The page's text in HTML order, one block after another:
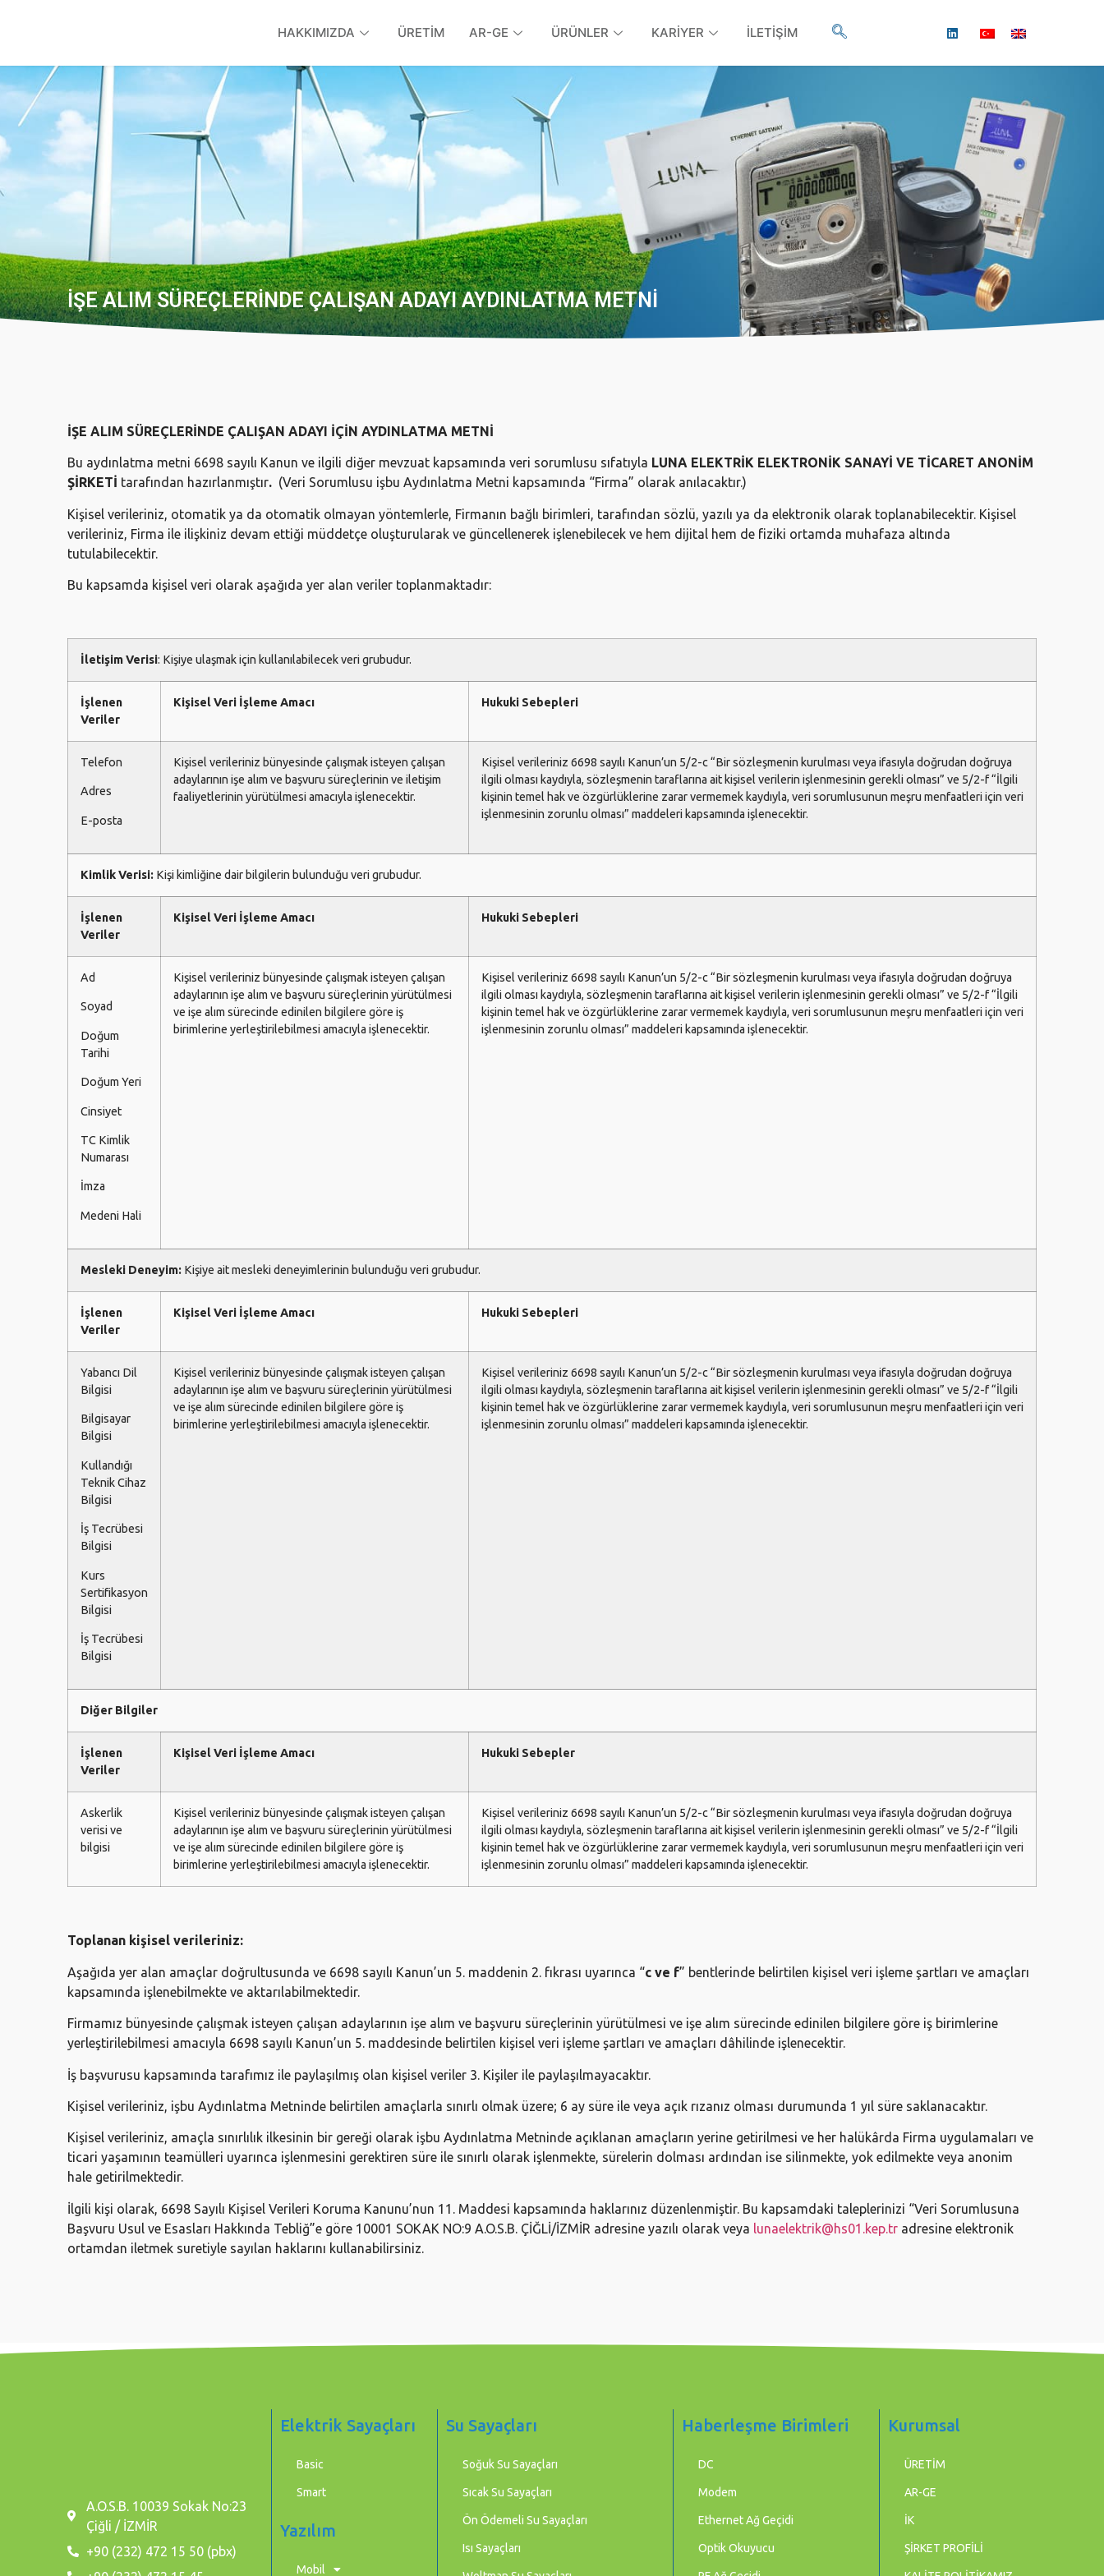
HAKKIMIZDA ÜRETİM AR-GE ÜRÜNLER KARİYER İLETİŞİM
İŞE ALIM SÜREÇLERINDE ÇALIŞAN ADAYI AYDINLATMA METNI
İŞE ALIM SÜREÇLERİNDE ÇALIŞAN ADAYI İÇİN AYDINLATMA METNİ
Bu aydınlatma metni 6698 sayılı Kanun ve ilgili diğer mevzuat kapsamında veri sorumlusu sıfatıyla LUNA ELEKTRİK ELEKTRONİK SANAYİ VE TİCARET ANONİM
ŞİRKETİ tarafından hazırlanmıştır. (Veri Sorumlusu işbu Aydınlatma Metni kapsamında “Firma” olarak anılacaktır.)
Kişisel verileriniz, otomatik ya da otomatik olmayan yöntemlerle, Firmanın bağlı birimleri, tarafından sözlü, yazılı ya da elektronik olarak toplanabilecektir. Kişisel
verileriniz, Firma ile ilişkiniz devam ettiği müddetçe oluşturularak ve güncellenerek işlenebilecek ve hem dijital hem de fiziki ortamda muhafaza altında
tutulabilecektir.
Bu kapsamda kişisel veri olarak aşağıda yer alan veriler toplanmaktadır:
İletişim Verisi: Kişiye ulaşmak için kullanılabilecek veri grubudur.
İşlenen
Veriler
Kişisel Veri İşleme Amacı Hukuki Sebepleri
Telefon
Adres
E-posta
Kişisel verileriniz bünyesinde çalışmak isteyen çalışan
adaylarının işe alım ve başvuru süreçlerinin ve iletişim
faaliyetlerinin yürütülmesi amacıyla işlenecektir.
Kişisel verileriniz 6698 sayılı Kanun’un 5/2-c “Bir sözleşmenin kurulması veya ifasıyla doğrudan doğruya
ilgili olması kaydıyla, sözleşmenin taraflarına ait kişisel verilerin işlenmesinin gerekli olması” ve 5/2-f “İlgili
kişinin temel hak ve özgürlüklerine zarar vermemek kaydıyla, veri sorumlusunun meşru menfaatleri için veri
işlenmesinin zorunlu olması” maddeleri kapsamında işlenecektir.
Kimlik Verisi: Kişi kimliğine dair bilgilerin bulunduğu veri grubudur.
İşlenen
Veriler
Kişisel Veri İşleme Amacı Hukuki Sebepleri
Ad
Soyad
Doğum
Tarihi
Doğum Yeri
Cinsiyet
TC Kimlik
Numarası
İmza
Medeni Hali
Kişisel verileriniz bünyesinde çalışmak isteyen çalışan
adaylarının işe alım ve başvuru süreçlerinin yürütülmesi
ve işe alım sürecinde edinilen bilgilere göre iş
birimlerine yerleştirilebilmesi amacıyla işlenecektir.
Kişisel verileriniz 6698 sayılı Kanun’un 5/2-c “Bir sözleşmenin kurulması veya ifasıyla doğrudan doğruya
ilgili olması kaydıyla, sözleşmenin taraflarına ait kişisel verilerin işlenmesinin gerekli olması” ve 5/2-f “İlgili
kişinin temel hak ve özgürlüklerine zarar vermemek kaydıyla, veri sorumlusunun meşru menfaatleri için veri
işlenmesinin zorunlu olması” maddeleri kapsamında işlenecektir.
Mesleki Deneyim: Kişiye ait mesleki deneyimlerinin bulunduğu veri grubudur.
İşlenen
Veriler
Kişisel Veri İşleme Amacı Hukuki Sebepleri
Yabancı Dil
Bilgisi
Bilgisayar
Bilgisi
Kullandığı
Teknik Cihaz
Bilgisi
İş Tecrübesi
Bilgisi
Kurs
Sertifikasyon
Bilgisi
İş Tecrübesi
Bilgisi
Kişisel verileriniz bünyesinde çalışmak isteyen çalışan
adaylarının işe alım ve başvuru süreçlerinin yürütülmesi
ve işe alım sürecinde edinilen bilgilere göre iş
birimlerine yerleştirilebilmesi amacıyla işlenecektir.
Kişisel verileriniz 6698 sayılı Kanun’un 5/2-c “Bir sözleşmenin kurulması veya ifasıyla doğrudan doğruya
ilgili olması kaydıyla, sözleşmenin taraflarına ait kişisel verilerin işlenmesinin gerekli olması” ve 5/2-f “İlgili
kişinin temel hak ve özgürlüklerine zarar vermemek kaydıyla, veri sorumlusunun meşru menfaatleri için veri
işlenmesinin zorunlu olması” maddeleri kapsamında işlenecektir.
Diğer Bilgiler
İşlenen
Veriler
Kişisel Veri İşleme Amacı Hukuki Sebepler
Askerlik
verisi ve
bilgisi
Kişisel verileriniz bünyesinde çalışmak isteyen çalışan
adaylarının işe alım ve başvuru süreçlerinin yürütülmesi
ve işe alım sürecinde edinilen bilgilere göre iş
birimlerine yerleştirilebilmesi amacıyla işlenecektir.
Kişisel verileriniz 6698 sayılı Kanun’un 5/2-c “Bir sözleşmenin kurulması veya ifasıyla doğrudan doğruya
ilgili olması kaydıyla, sözleşmenin taraflarına ait kişisel verilerin işlenmesinin gerekli olması” ve 5/2-f “İlgili
kişinin temel hak ve özgürlüklerine zarar vermemek kaydıyla, veri sorumlusunun meşru menfaatleri için veri
işlenmesinin zorunlu olması” maddeleri kapsamında işlenecektir.
Toplanan kişisel verileriniz:
Aşağıda yer alan amaçlar doğrultusunda ve 6698 sayılı Kanun’un 5. maddenin 2. fıkrası uyarınca “c ve f” bentlerinde belirtilen kişisel veri işleme şartları ve amaçları
kapsamında işlenebilmekte ve aktarılabilmektedir.
Firmamız bünyesinde çalışmak isteyen çalışan adaylarının işe alım ve başvuru süreçlerinin yürütülmesi ve işe alım sürecinde edinilen bilgilere göre iş birimlerine
yerleştirilebilmesi amacıyla 6698 sayılı Kanun’un 5. maddesinde belirtilen kişisel veri işleme şartları ve amaçları dâhilinde işlenecektir.
İş başvurusu kapsamında tarafımız ile paylaşılmış olan kişisel veriler 3. Kişiler ile paylaşılmayacaktır.
Kişisel verileriniz, işbu Aydınlatma Metninde belirtilen amaçlarla sınırlı olmak üzere; 6 ay süre ile veya açık rızanız olması durumunda 1 yıl süre saklanacaktır.
Kişisel verileriniz, amaçla sınırlılık ilkesinin bir gereği olarak işbu Aydınlatma Metninde açıklanan amaçların yerine getirilmesi ve her halükârda Firma uygulamaları ve
ticari yaşamının teamülleri uyarınca işlenmesini gerektiren süre ile sınırlı olarak işlenmekte, sürelerin dolması ardından ise silinmekte, yok edilmekte veya anonim
hale getirilmektedir.
İlgili kişi olarak, 6698 Sayılı Kişisel Verileri Koruma Kanunu’nun 11. Maddesi kapsamında haklarınız düzenlenmiştir. Bu kapsamdaki taleplerinizi “Veri Sorumlusuna
Başvuru Usul ve Esasları Hakkında Tebliğ”e göre 10001 SOKAK NO:9 A.O.S.B. ÇİĞLİ/İZMİR adresine yazılı olarak veya lunaelektrik@hs01.kep.tr adresine elektronik
ortamdan iletmek suretiyle sayılan haklarını kullanabilirsiniz.
A.O.S.B. 10039 Sokak No:23
Çiğli / İZMİR
+90 (232) 472 15 50 (pbx)
Elektrik Sayaçları
Basic
Smart
Yazılım
Mobil
Su Sayaçları
Soğuk Su Sayaçları
Sıcak Su Sayaçları
Ön Ödemeli Su Sayaçları
Isı Sayaçları
Haberleşme Birimleri
DC
Modem
Ethernet Ağ Geçidi
Optik Okuyucu
Kurumsal
ÜRETİM
AR-GE
İK
ŞİRKET PROFİLİ